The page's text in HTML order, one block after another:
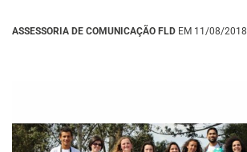
ASSESSORIA DE COMUNICAÇÃO FLD EM 11/08/2018